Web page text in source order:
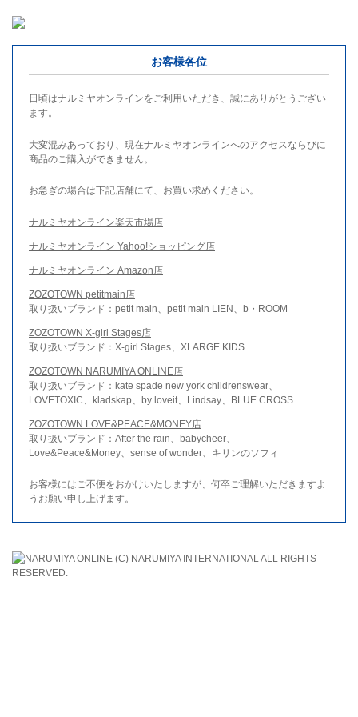
お客様各位
日頃はナルミヤオンラインをご利用いただき、誠にありがとうござい
ます。
大変混みあっており、現在ナルミヤオンラインへのアクセスならびに
商品のご購入ができません。
お急ぎの場合は下記店舗にて、お買い求めください。
ナルミヤオンライン楽天市場店
ナルミヤオンライン Yahoo!ショッピング店
ナルミヤオンライン Amazon店
ZOZOTOWN petitmain店
取り扱いブランド：petit main、petit main LIEN、b・ROOM
ZOZOTOWN X-girl Stages店
取り扱いブランド：X-girl Stages、XLARGE KIDS
ZOZOTOWN NARUMIYA ONLINE店
取り扱いブランド：kate spade new york childrenswear、
LOVETOXIC、kladskap、by loveit、Lindsay、BLUE CROSS
ZOZOTOWN LOVE&PEACE&MONEY店
取り扱いブランド：After the rain、babycheer、
Love&Peace&Money、sense of wonder、キリンのソフィ
お客様にはご不便をおかけいたしますが、何卒ご理解いただきますよ
うお願い申し上げます。